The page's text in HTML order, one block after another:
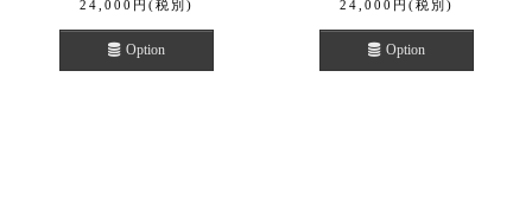
24,000 円 (税別)
Option
24,000 円 (税別)
Option